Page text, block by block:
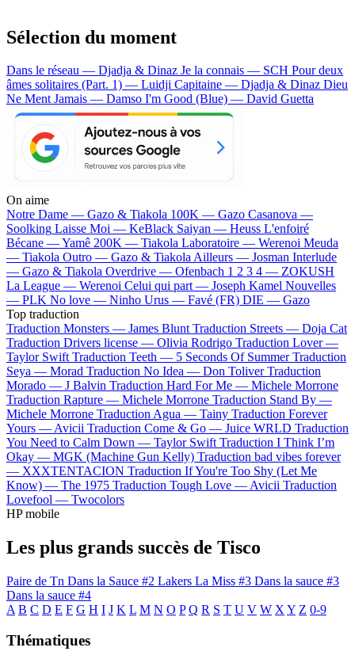
Sélection du moment
Dans le réseau — Djadja & Dinaz Je la connais — SCH Pour deux
âmes solitaires (Part. 1) — Luidji Capitaine — Djadja & Dinaz Dieu
Ne Ment Jamais — Damso I'm Good (Blue) — David Guetta
On aime
Notre Dame — Gazo & Tiakola 100K — Gazo Casanova —
Soolking Laisse Moi — KeBlack Saiyan — Heuss L'enfoiré
Bécane —Yamê 200K — Tiakola Laboratoire — Werenoi Meuda
— Tiakola Outro — Gazo & TiakolaAilleurs — Josman Interlude
— Gazo & Tiakola Overdrive — Ofenbach 1 2 3 4 — ZOKUSH
La League — Werenoi Celui qui part — Joseph Kamel Nouvelles
— PLK No love — Ninho Urus — Favé (FR) DIE — Gazo
Top traduction
Traduction Monsters — James Blunt Traduction Streets — Doja Cat
Traduction Drivers license — Olivia Rodrigo Traduction Lover —
Taylor Swift Traduction Teeth — 5 Seconds Of Summer Traduction
Seya — Morad Traduction No Idea — Don Toliver Traduction
Morado — J Balvin Traduction Hard For Me — Michele Morrone
Traduction Rapture — Michele Morrone Traduction Stand By —
Michele Morrone Traduction Agua — Tainy Traduction Forever
Yours —Avicii Traduction Come & Go — Juice WRLD Traduction
You Need to Calm Down — Taylor Swift Traduction I Think I’m
Okay — MGK (Machine Gun Kelly) Traduction bad vibes forever
— XXXTENTACION Traduction If You're Too Shy (Let Me
Know) — The 1975 Traduction Tough Love —Avicii Traduction
Lovefool — Twocolors
HP mobile
Les plus grands succès de Tisco
Paire de Tn Dans la Sauce #2 Lakers La Miss #3 Dans la sauce #3
Dans la sauce #4
A B C D E F G H I J K L M N O P Q R S T U V W X Y Z 0-9
Thématiques